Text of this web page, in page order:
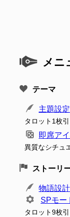
メニ
テーマ
主題設定
タロット1枚引
即席ア
異質なシチュ
ストーリ
物語設
SPモー
タロット9枚引